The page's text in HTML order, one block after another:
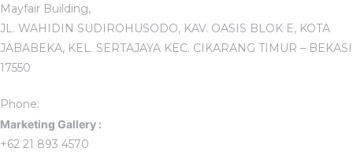
Mayfair Building,
JL. WAHIDIN SUDIROHUSODO, KAV. OASIS BLOK E, KOTA
JABABEKA, KEL. SERTAJAYA KEC. CIKARANG TIMUR – BEKASI
17550
Phone:
Marketing Gallery :
+62 21 893 4570